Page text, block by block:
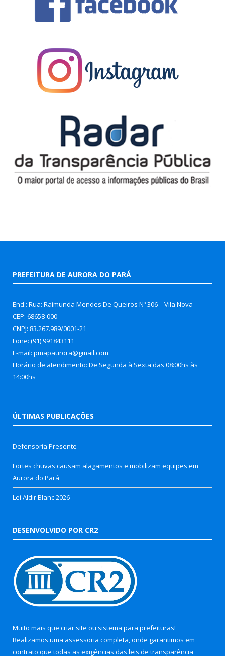
PREFEITURA DE AURORA DO PARÁ
End.: Rua: Raimunda Mendes De Queiros Nº 306 – Vila Nova
CEP: 68658-000
CNPJ: 83.267.989/0001-21
Fone: (91) 991843111
E-mail: pmapaurora@gmail.com
Horário de atendimento: De Segunda à Sexta das 08:00hs às
14:00hs
ÚLTIMAS PUBLICAÇÕES
Defensoria Presente
Fortes chuvas causam alagamentos e mobilizam equipes em
Aurora do Pará
Lei Aldir Blanc 2026
DESENVOLVIDO POR CR2
Muito mais que criar site ou sistema para prefeituras!
Realizamos uma assessoria completa, onde garantimos em
contrato que todas as exigências das leis de transparência